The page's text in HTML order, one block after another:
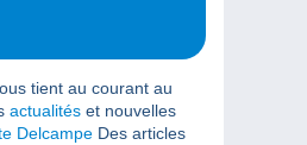
tient au courant au
actualités et nouvelles
Delcampe Des articles